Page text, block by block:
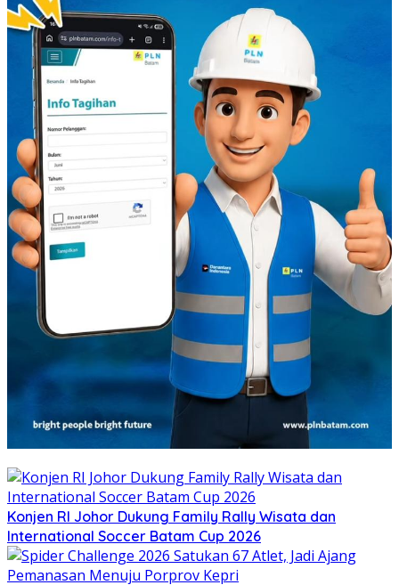
Konjen RI Johor Dukung Family Rally Wisata dan
International Soccer Batam Cup 2026